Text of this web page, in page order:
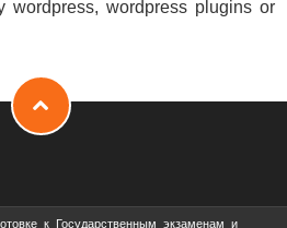
wordpress, wordpress plugins or
к Государственным экзаменам и